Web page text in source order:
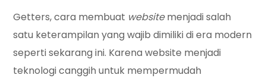
Getters, cara membuat websitemenjadi salah
satu keterampilan yang wajib dimiliki di era modern
seperti sekarang ini. Karena website menjadi
teknologi canggih untuk mempermudah